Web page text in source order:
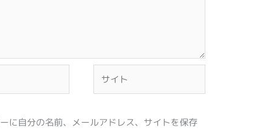
に自分の名前、メールアドレス、サイトを保存